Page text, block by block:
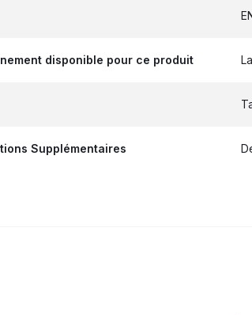
disponible pour ce produit
Supplémentaires